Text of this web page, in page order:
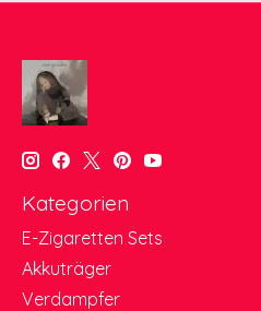
Kategorien
E-Zigaretten Sets
Akkuträger
Verdampfer